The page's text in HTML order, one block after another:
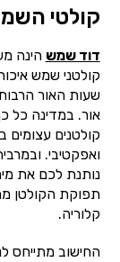
קולטי
דוד שמש הינה
קולטני שמש
שעות האור
אור. במדינה כל
קולטנים עצומים
ואפקטיבי.
נותנת לכם את
תפוקת הקולטן
קלוריה.
החישוב מתייחס